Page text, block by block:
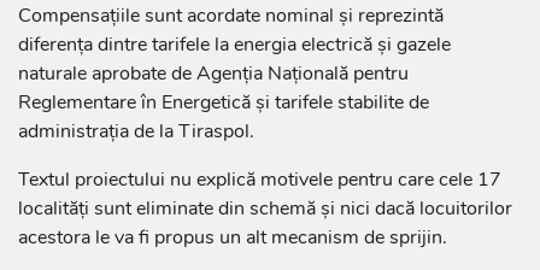
Compensațiile sunt acordate nominal și reprezintă
diferența dintre tarifele la energia electrică și gazele
naturale aprobate de Agenția Națională pentru
Reglementare în Energetică și tarifele stabilite de
administrația de la Tiraspol.
Textul proiectului nu explică motivele pentru care cele 17
localități sunt eliminate din schemă și nici dacă locuitorilor
acestora le va fi propus un alt mecanism de sprijin.